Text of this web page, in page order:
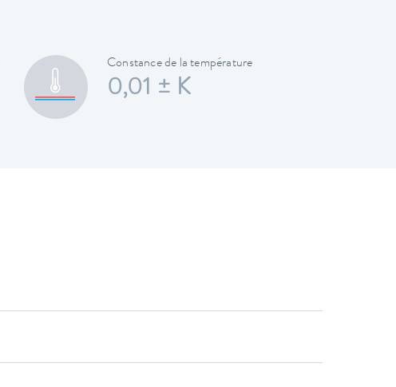
Constance de la température
0,01 ± K